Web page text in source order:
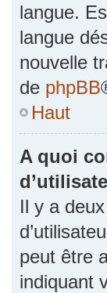
langue.
langue
nouvelle
de phpBB
Haut
A quoi
Il y a
peut être
indiquant